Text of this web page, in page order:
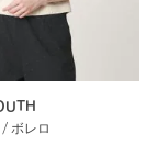
ボレロ